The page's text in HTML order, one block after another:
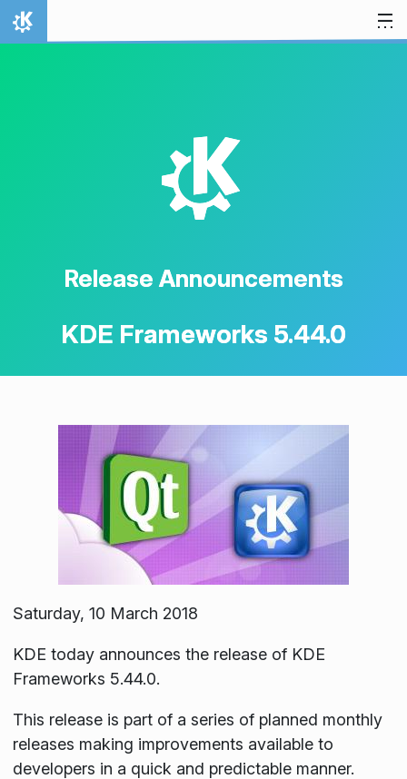
Skip to content
Home
K
Release Announcements
KDE Frameworks 5.44.0
Saturday, 10 March 2018
KDE today announces the release of KDE
Frameworks 5.44.0.
This release is part of a series of planned monthly
releases making improvements available to
developers in a quick and predictable manner.